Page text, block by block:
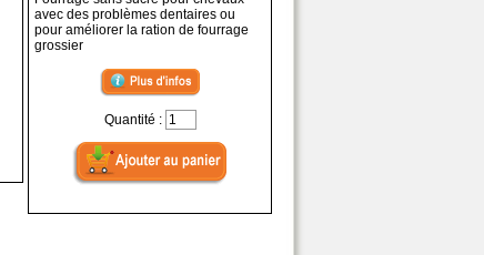
avec des problèmes dentaires ou
pour améliorer la ration de fourrage
grossier
Quantité :